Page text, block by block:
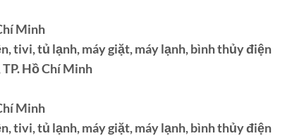
Minh
tivi, tủ lạnh, máy giặt, máy lạnh, bình thủy điện
TP. Hồ Chí Minh
Minh
tivi, tủ lạnh, máy giặt, máy lạnh, bình thủy điện